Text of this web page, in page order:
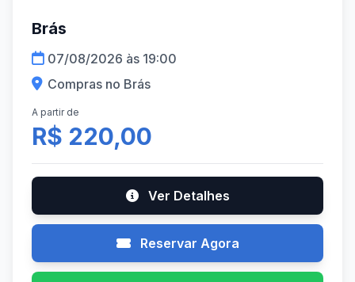
Brás
07/08/2026 às 19:00
Compras no Brás
A partir de
R$ 220,00
Ver Detalhes
Reservar Agora